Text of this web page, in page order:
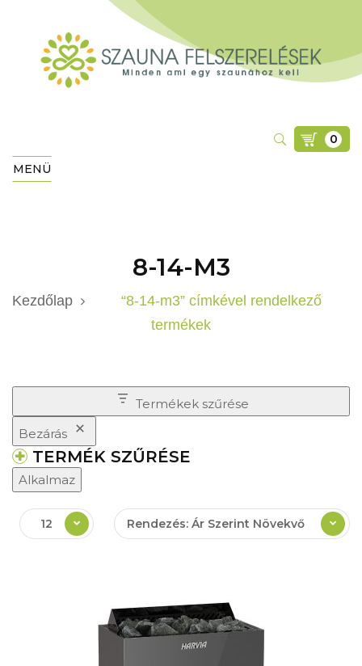
0
MENÜ
8-14-M3
Kezdőlap
“8-14-m3” címkével rendelkező
termékek
Termékek szűrése
Bezárás
TERMÉK SZŰRÉSE
Alkalmaz
Rendezés: Ár Szerint Növekvő
12